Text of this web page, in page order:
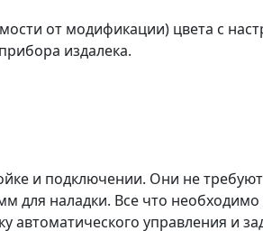
от модификации) цвета с
издалека.
и подключении. Они не требуют
для наладки. Все что необходимо
автоматического управления и